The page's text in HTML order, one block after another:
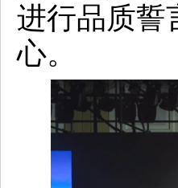
进行品质誓
心。